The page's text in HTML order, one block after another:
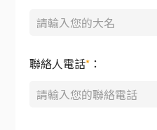
聯絡人電話* ：